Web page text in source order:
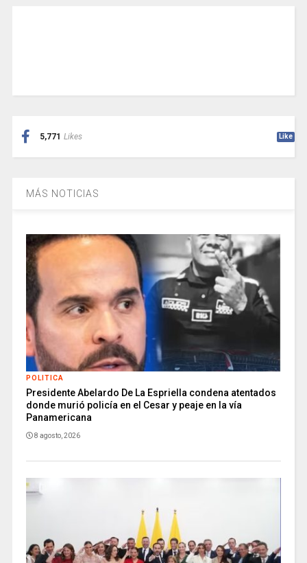
5,771 Likes Like
MÁS NOTICIAS
POLITICA
Presidente Abelardo De La Espriella condena atentados
donde murió policía en el Cesar y peaje en la vía
Panamericana
8 agosto, 2026